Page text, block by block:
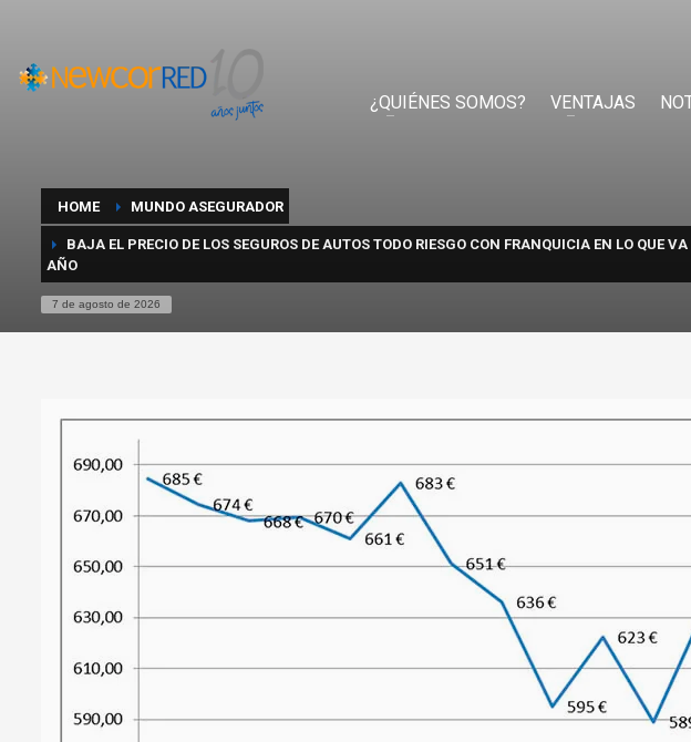
¿QUIÉNES SOMOS? VENTAJAS
HOME MUNDO ASEGURADOR
BAJA EL PRECIO DE LOS SEGUROS DE AUTOS TODO RIESGO CON FRANQUICIA EN LO QUE VA
AÑO
7 de agosto de 2026